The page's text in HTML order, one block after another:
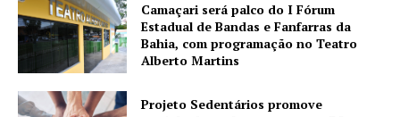
Camaçari será palco do I Fórum
Estadual de Bandas e Fanfarras da
Bahia, com programação no Teatro
Alberto Martins
Projeto Sedentários promove